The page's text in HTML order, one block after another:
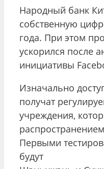
Народный банк
собственную
года. При этом
ускорился после
инициативы
Изначально
получат
учреждения,
Первыми
будут